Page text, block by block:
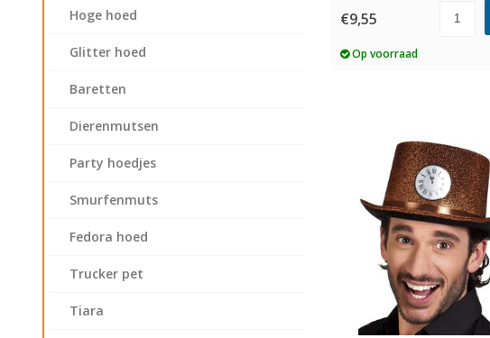
Hoge hoed
Glitter hoed
Baretten
Dierenmutsen
Party hoedjes
Smurfenmuts
Fedora hoed
Trucker pet
Tiara
€9,55
Op voorraad